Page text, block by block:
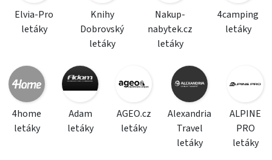
Elvia-Pro
letáky
Knihy
Dobrovský
letáky
Nakup-
nabytek.cz
letáky
4camping
letáky
4home
letáky
Adam
letáky
AGEO.cz
letáky
Alexandria
Travel
letáky
ALPINE
PRO
letáky